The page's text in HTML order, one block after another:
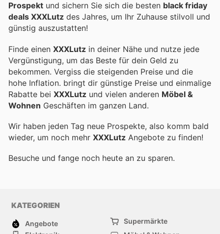
Prospekt und sichern Sie sich die besten black friday
deals XXXLutz des Jahres, um Ihr Zuhause stilvoll und
günstig auszustatten!
Finde einen XXXLutz in deiner Nähe und nutze jede
Vergünstigung, um das Beste für dein Geld zu
bekommen. Vergiss die steigenden Preise und die
hohe Inflation. bringt dir günstige Preise und einmalige
Rabatte bei XXXLutz und vielen anderen Möbel &
Wohnen Geschäften im ganzen Land.
Wir haben jeden Tag neue Prospekte, also komm bald
wieder, um noch mehr XXXLutz Angebote zu finden!
Besuche und fange noch heute an zu sparen.
KATEGORIEN
Angebote
Supermärkte